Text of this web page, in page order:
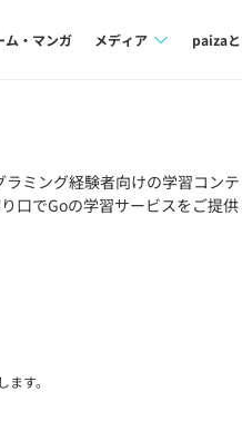
ム・マンガ メディア
note
paizaと
ミング経験者向けの学習コン
口でGoの学習サービスをご提供
す。